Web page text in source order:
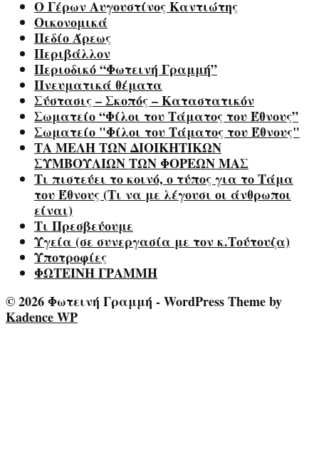
Ο Γέρων Αυγουστίνος Καντιώτης
Οικονομικά
Πεδίο Άρεως
Περιβάλλον
Περιοδικό “Φωτεινή Γραμμή”
Πνευματικά θέματα
Σύστασις – Σκοπός – Καταστατικόν
Σωματείο “Φίλοι του Τάματος του Έθνους”
Σωματείο "Φίλοι του Τάματος του Έθνους"
ΤΑ ΜΕΛΗ ΤΩΝ ΔΙΟΙΚΗΤΙΚΩΝ
ΣΥΜΒΟΥΛΙΩΝ ΤΩΝ ΦΟΡΕΩΝ ΜΑΣ
Τι πιστεύει το κοινό, ο τύπος για το Τάμα
του Έθνους (Τι να με λέγουσι οι άνθρωποι
είναι)
Τι Πρεσβεύουμε
Υγεία (σε συνεργασία με τον κ.Τούτουζα)
Υποτροφίες
ΦΩΤΕΙΝΗ ΓΡΑΜΜΗ
© 2026 Φωτεινή Γραμμή - WordPress Theme by
Kadence WP